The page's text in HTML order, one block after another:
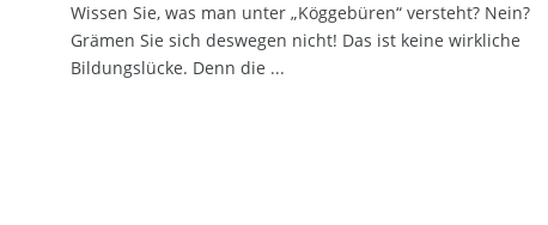
Wissen Sie, was man unter „Köggebüren“ versteht? Nein?
Grämen Sie sich deswegen nicht! Das ist keine wirkliche
Bildungslücke. Denn die ...